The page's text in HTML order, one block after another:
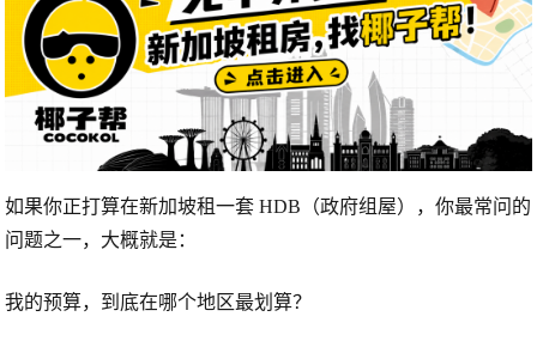
如果你正打算在新加坡租一套 HDB（政府组屋），你最常问的
问题之一，大概就是：
我的预算，到底在哪个地区最划算？